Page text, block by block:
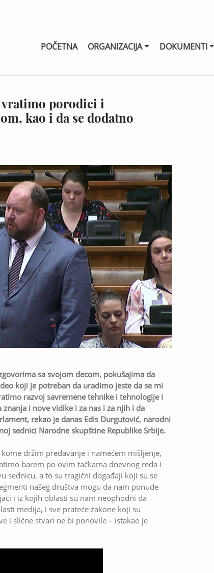
POČETNA ORGANIZACIJA DOKUMENTI
porodici i
kao i da se dodatno
sa svojom decom, pokušajima da
koji je potreban da uradimo jeste da se mi
razvoj savremene tehnike i tehnologije i
i nove vidike i za nas i za njih i da
rekao je danas Edis Durgutović, narodni
sednici Narodne skupštine Republike Srbije.
držim predavanje i namećem mišljenje,
barem po ovim tačkama dnevnog reda i
sednicu, a to su tragični događaji koji su se
našeg društva mogu da nam ponude
i iz kojih oblasti su nam neophodni da
medija, i sve prateće zakone koji su
i slične stvari ne bi ponovile – istakao je